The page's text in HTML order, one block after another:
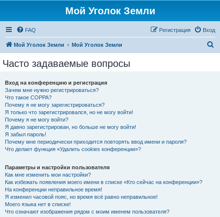
Мой Уголок Земли
FAQ Вход
Регистрация
Мой Уголок Земли Мой Уголок Земли
Часто задаваемые вопросы
Вход на конференцию и регистрация
Зачем мне нужно регистрироваться?
Что такое COPPA?
Почему я не могу зарегистрироваться?
Я только что зарегистрировался, но не могу войти!
Почему я не могу войти?
Я давно зарегистрирован, но больше не могу войти!
Я забыл пароль!
Почему мне периодически приходится повторять ввод имени и пароля?
Что делает функция «Удалить cookies конференции»?
Параметры и настройки пользователя
Как мне изменить мои настройки?
Как избежать появления моего имени в списке «Кто сейчас на конференции»?
На конференции неправильное время!
Я изменил часовой пояс, но время всё равно неправильное!
Моего языка нет в списке!
Что означают изображения рядом с моим именем пользователя?